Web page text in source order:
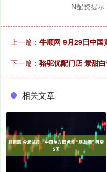
N配资提示
上一篇： 牛顺网 9月29日中
下一篇： 骆驼优配门店 景甜
相关文章